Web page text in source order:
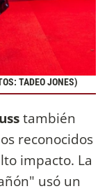
TADEO JONES)
también
reconocidos
impacto. La
usó un